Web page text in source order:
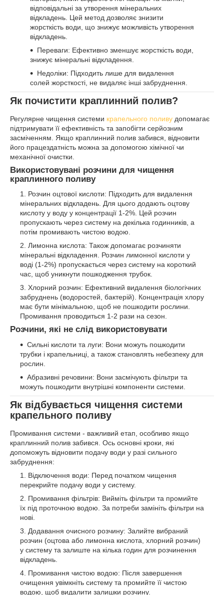
відповідальні за утворення мінеральних
відкладень. Цей метод дозволяє знизити
жорсткість води, що знижує можливість утворення
відкладень.
Переваги: Ефективно зменшує жорсткість води,
знижує мінеральні відкладення.
Недоліки: Підходить лише для видалення
солей жорсткості, не видаляє інші забруднення.
Як почистити краплинний полив?
Регулярне чищення системи крапельного поливу допомагає
підтримувати її ефективність та запобігти серйозним
засміченням. Якщо краплинний полив забився, відновити
його працездатність можна за допомогою хімічної чи
механічної очистки.
Використовувані розчини для чищення
краплинного поливу
Розчин оцтової кислоти: Підходить для видалення
мінеральних відкладень. Для цього додають оцтову
кислоту у воду у концентрації 1-2%. Цей розчин
пропускають через систему на декілька годинників, а
потім промивають чистою водою.
Лимонна кислота: Також допомагає розчиняти
мінеральні відкладення. Розчин лимонної кислоти у
воді (1-2%) пропускається через систему на короткий
час, щоб уникнути пошкодження трубок.
Хлорний розчин: Ефективний видалення біологічних
забруднень (водоростей, бактерій). Концентрація хлору
має бути мінімальною, щоб не пошкодити рослини.
Промивання проводиться 1-2 рази на сезон.
Розчини, які не слід використовувати
Сильні кислоти та луги: Вони можуть пошкодити
трубки і крапельниці, а також становлять небезпеку для
рослин.
Абразивні речовини: Вони засмічують фільтри та
можуть пошкодити внутрішні компоненти системи.
Як відбувається чищення системи
крапельного поливу
Промивання системи - важливий етап, особливо якщо
краплинний полив забився. Ось основні кроки, які
допоможуть відновити подачу води у разі сильного
забруднення:
Відключення води: Перед початком чищення
перекрийте подачу води у систему.
Промивання фільтрів: Вийміть фільтри та промийте
їх під проточною водою. За потреби замініть фільтри на
нові.
Додавання очисного розчину: Залийте вибраний
розчин (оцтова або лимонна кислота, хлорний розчин)
у систему та залиште на кілька годин для розчинення
відкладень.
Промивання чистою водою: Після завершення
очищення увімкніть систему та промийте її чистою
водою, щоб видалити залишки розчину.